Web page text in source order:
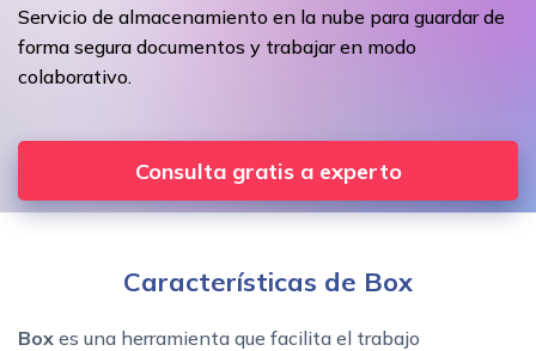
Servicio de almacenamiento en la nube para guardar de
forma segura documentos y trabajar en modo
colaborativo.
Consulta gratis a experto
Características de Box
Box es una herramienta que facilita el trabajo